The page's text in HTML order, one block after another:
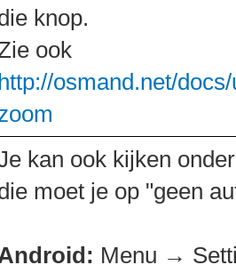
knop.
ook
osmand.net/
kan ook kijken
moet je op "geen
Menu →